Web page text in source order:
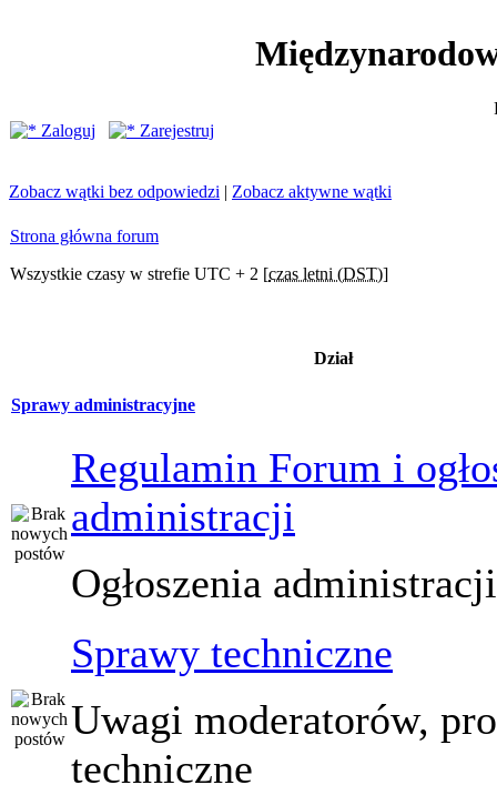
Zaloguj
Zarejestruj
Zobacz wątki bez odpowiedzi | Zobacz aktywne wątki
Strona główna forum
Wszystkie czasy w strefie UTC + 2 [czas letni (DST)]
Dział
Sprawy administracyjne
Regulamin Forum i
administracji
Ogłoszenia
Sprawy techniczne
Uwagi moderatorów,
techniczne